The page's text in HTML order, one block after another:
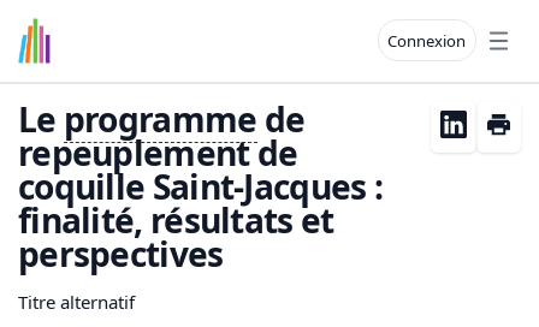
Connexion
Le programme de
repeuplement de
coquille Saint-Jacques :
finalité, résultats et
perspectives
Titre alternatif